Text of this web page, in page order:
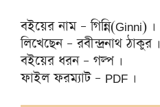
বইয়ের নাম – গিন্নি(Ginni) ।
লিখেছেন – রবীন্দ্রনাথ ঠাকুর ।
বইয়ের ধরন – গল্প ।
ফাইল ফরম্যাট – PDF ।